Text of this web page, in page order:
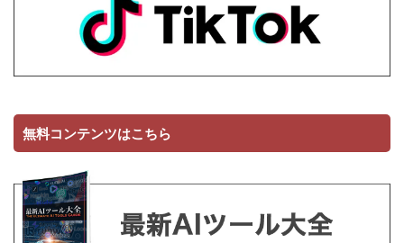
無料コンテンツはこちら